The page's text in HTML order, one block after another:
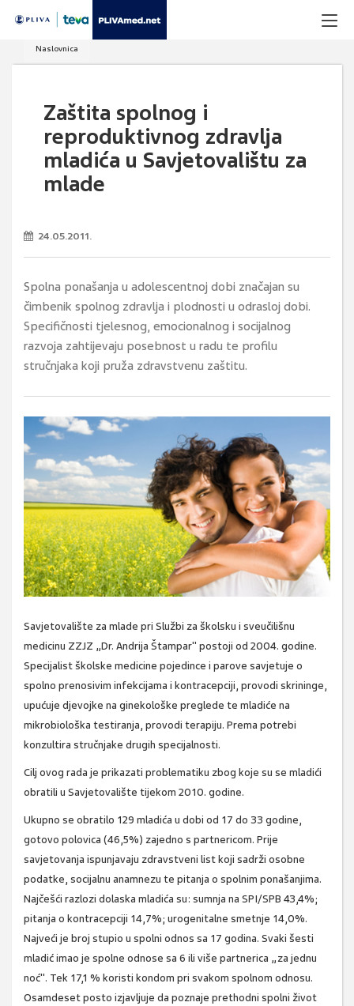
Naslovnica
Zaštita spolnog i
reproduktivnog zdravlja
mladića u Savjetovalištu za
mlade
24.05.2011.
Spolna ponašanja u adolescentnoj dobi značajan su
čimbenik spolnog zdravlja i plodnosti u odrasloj dobi.
Specifičnosti tjelesnog, emocionalnog i socijalnog
razvoja zahtijevaju posebnost u radu te profilu
stručnjaka koji pruža zdravstvenu zaštitu.
Savjetovalište za mlade pri Službi za školsku i sveučilišnu
medicinu ZZJZ „Dr. Andrija Štampar" postoji od 2004. godine.
Specijalist školske medicine pojedince i parove savjetuje o
spolno prenosivim infekcijama i kontracepciji, provodi skrininge,
upućuje djevojke na ginekološke preglede te mladiće na
mikrobiološka testiranja, provodi terapiju. Prema potrebi
konzultira stručnjake drugih specijalnosti.
Cilj ovog rada je prikazati problematiku zbog koje su se mladići
obratili u Savjetovalište tijekom 2010. godine.
Ukupno se obratilo 129 mladića u dobi od 17 do 33 godine,
gotovo polovica (46,5%) zajedno s partnericom. Prije
savjetovanja ispunjavaju zdravstveni list koji sadrži osobne
podatke, socijalnu anamnezu te pitanja o spolnim ponašanjima.
Najčešći razlozi dolaska mladića su: sumnja na SPI/SPB 43,4%;
pitanja o kontracepciji 14,7%; urogenitalne smetnje 14,0%.
Najveći je broj stupio u spolni odnos sa 17 godina. Svaki šesti
mladić imao je spolne odnose sa 6 ili više partnerica „za jednu
noć". Tek 17,1 % koristi kondom pri svakom spolnom odnosu.
Osamdeset posto izjavljuje da poznaje prethodni spolni život